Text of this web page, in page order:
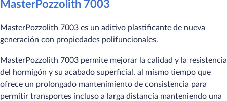
MasterPozzolith 7003
MasterPozzolith 7003 es un aditivo plastificante de nueva
generación con propiedades polifuncionales.
MasterPozzolith 7003 permite mejorar la calidad y la resistencia
del hormigón y su acabado superficial, al mismo tiempo que
ofrece un prolongado mantenimiento de consistencia para
permitir transportes incluso a larga distancia manteniendo una